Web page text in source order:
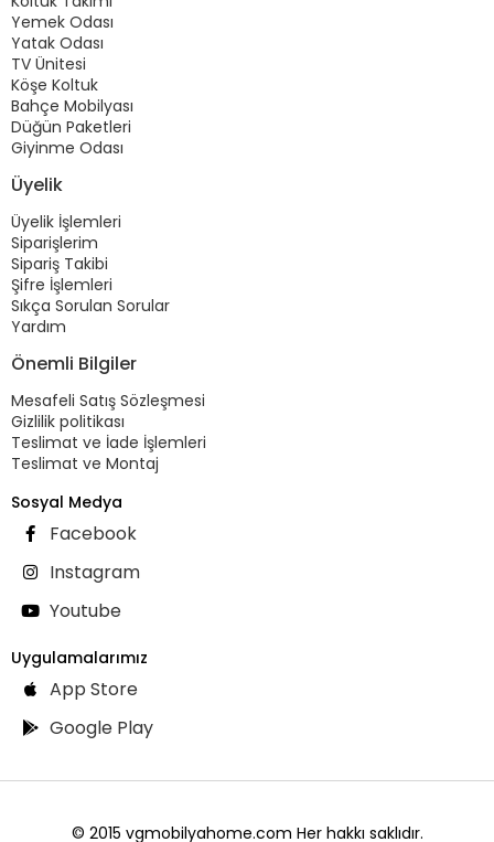
Yemek Odası
Yatak Odası
TV Ünitesi
Köşe Koltuk
Bahçe Mobilyası
Düğün Paketleri
Giyinme Odası
Üyelik
Üyelik İşlemleri
Siparişlerim
Sipariş Takibi
Şifre İşlemleri
Sıkça Sorulan Sorular
Yardım
Önemli Bilgiler
Mesafeli Satış Sözleşmesi
Gizlilik politikası
Teslimat ve İade İşlemleri
Teslimat ve Montaj
Sosyal Medya
Facebook
Instagram
Youtube
Uygulamalarımız
App Store
Google Play
© 2015 vgmobilyahome.com Her hakkı saklıdır.